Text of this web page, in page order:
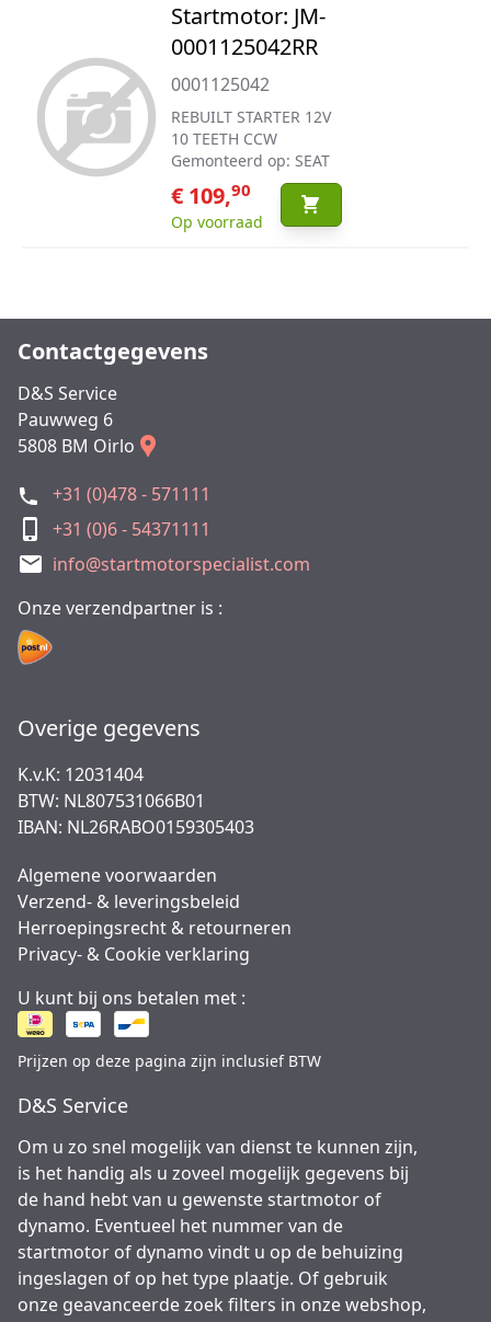
Startmotor: JM-
0001125042RR
0001125042
REBUILT STARTER 12V
10 TEETH CCW
Gemonteerd op: SEAT
€ 109,90
Op voorraad
Contactgegevens
D&S Service
Pauwweg 6
5808 BM Oirlo
+31 (0)478 - 571111
+31 (0)6 - 54371111
info@startmotorspecialist.com
Onze verzendpartner is :
Overige gegevens
K.v.K: 12031404
BTW: NL807531066B01
IBAN: NL26RABO0159305403
Algemene voorwaarden
Verzend- & leveringsbeleid
Herroepingsrecht & retourneren
Privacy- & Cookie verklaring
U kunt bij ons betalen met :
Prijzen op deze pagina zijn inclusief BTW
D&S Service
Om u zo snel mogelijk van dienst te kunnen zijn,
is het handig als u zoveel mogelijk gegevens bij
de hand hebt van u gewenste startmotor of
dynamo. Eventueel het nummer van de
startmotor of dynamo vindt u op de behuizing
ingeslagen of op het type plaatje. Of gebruik
onze geavanceerde zoek filters in onze webshop,